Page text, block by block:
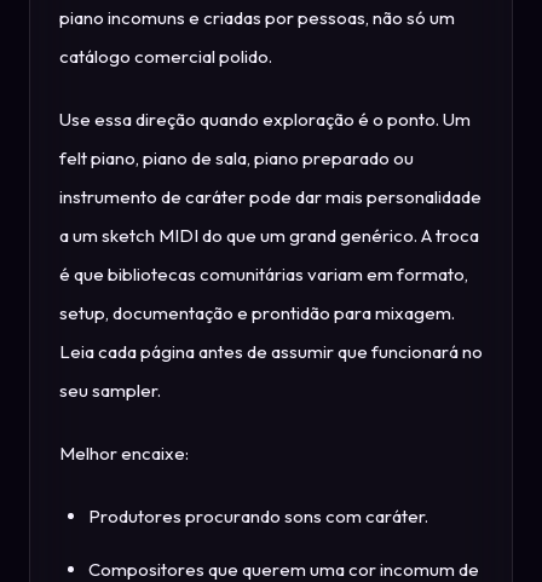
piano incomuns e criadas por pessoas, não só um
catálogo comercial polido.
Use essa direção quando exploração é o ponto. Um
felt piano, piano de sala, piano preparado ou
instrumento de caráter pode dar mais personalidade
a um sketch MIDI do que um grand genérico. A troca
é que bibliotecas comunitárias variam em formato,
setup, documentação e prontidão para mixagem.
Leia cada página antes de assumir que funcionará no
seu sampler.
Melhor encaixe:
Produtores procurando sons com caráter.
Compositores que querem uma cor incomum de